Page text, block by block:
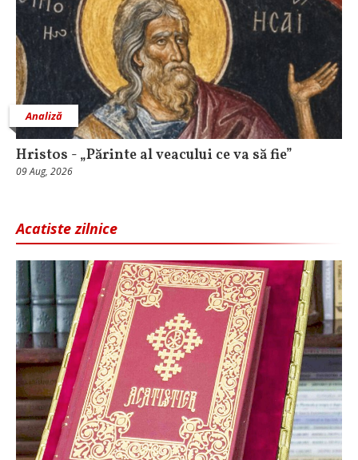
Analiză
Hristos - „Părinte al veacului ce va să fie”
09 Aug, 2026
Acatiste zilnice